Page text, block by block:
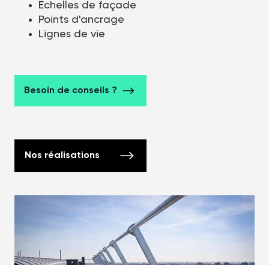
Échelles de façade
Points d'ancrage
Lignes de vie
Besoin de conseils ?
Nos réalisations